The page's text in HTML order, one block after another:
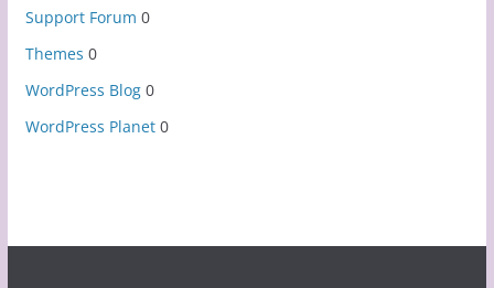
Support Forum 0
Themes 0
WordPress Blog0
WordPress Planet0